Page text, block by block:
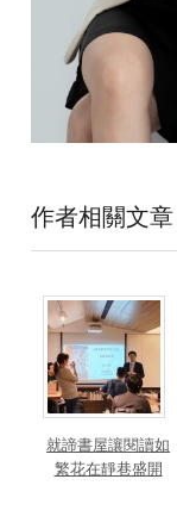
作者相關文章
就諦書屋讓閱讀如
繁花在靜巷盛開